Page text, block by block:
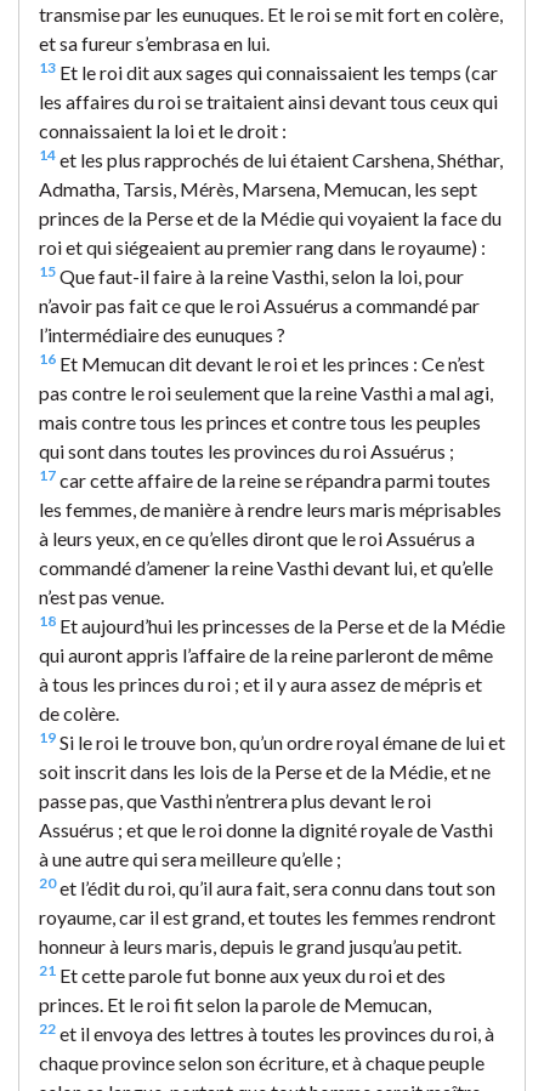
transmise par les eunuques. Et le roi se mit fort en colère,
et sa fureur s’embrasa en lui.
13 Et le roi dit aux sages qui connaissaient les temps (car
les affaires du roi se traitaient ainsi devant tous ceux qui
connaissaient la loi et le droit :
14 et les plus rapprochés de lui étaient Carshena, Shéthar,
Admatha, Tarsis, Mérès, Marsena, Memucan, les sept
princes de la Perse et de la Médie qui voyaient la face du
roi et qui siégeaient au premier rang dans le royaume) :
15 Que faut-il faire à la reine Vasthi, selon la loi, pour
n’avoir pas fait ce que le roi Assuérus a commandé par
l’intermédiaire des eunuques ?
16 Et Memucan dit devant le roi et les princes : Ce n’est
pas contre le roi seulement que la reine Vasthi a mal agi,
mais contre tous les princes et contre tous les peuples
qui sont dans toutes les provinces du roi Assuérus ;
17 car cette affaire de la reine se répandra parmi toutes
les femmes, de manière à rendre leurs maris méprisables
à leurs yeux, en ce qu’elles diront que le roi Assuérus a
commandé d’amener la reine Vasthi devant lui, et qu’elle
n’est pas venue.
18 Et aujourd’hui les princesses de la Perse et de la Médie
qui auront appris l’affaire de la reine parleront de même
à tous les princes du roi ; et il y aura assez de mépris et
de colère.
19 Si le roi le trouve bon, qu’un ordre royal émane de lui et
soit inscrit dans les lois de la Perse et de la Médie, et ne
passe pas, que Vasthi n’entrera plus devant le roi
Assuérus ; et que le roi donne la dignité royale de Vasthi
à une autre qui sera meilleure qu’elle ;
20et l’édit du roi, qu’il aura fait, sera connu dans tout son
royaume, car il est grand, et toutes les femmes rendront
honneur à leurs maris, depuis le grand jusqu’au petit.
21 Et cette parole fut bonne aux yeux du roi et des
princes. Et le roi fit selon la parole de Memucan,
22 et il envoya des lettres à toutes les provinces du roi, à
chaque province selon son écriture, et à chaque peuple